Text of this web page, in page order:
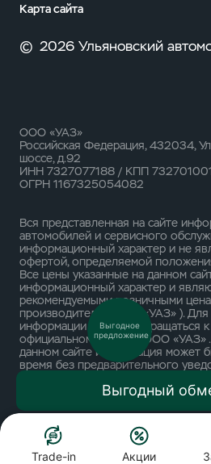
Карта сайта
© 2026 Ульяновский
ООО «УАЗ»
Российская Федерация, 432034,
шоссе, д.92
ИНН 7327077188 / КПП 732701001
ОГРН 1167325054082
Вся представленная на сайте
автомобилей и сервисного
информационный характер и не
офертой, определяемой
Все цены указанные на данном
информационный характер и
рекомендуемыми розничными
производителя ( ООО «УАЗ» ).
информации просьба обращаться
официальному дилеру ООО «УАЗ»
данном сайте информация может
время без предварительного
Trade-in Акции
Выгодное
предложение
Выгодный